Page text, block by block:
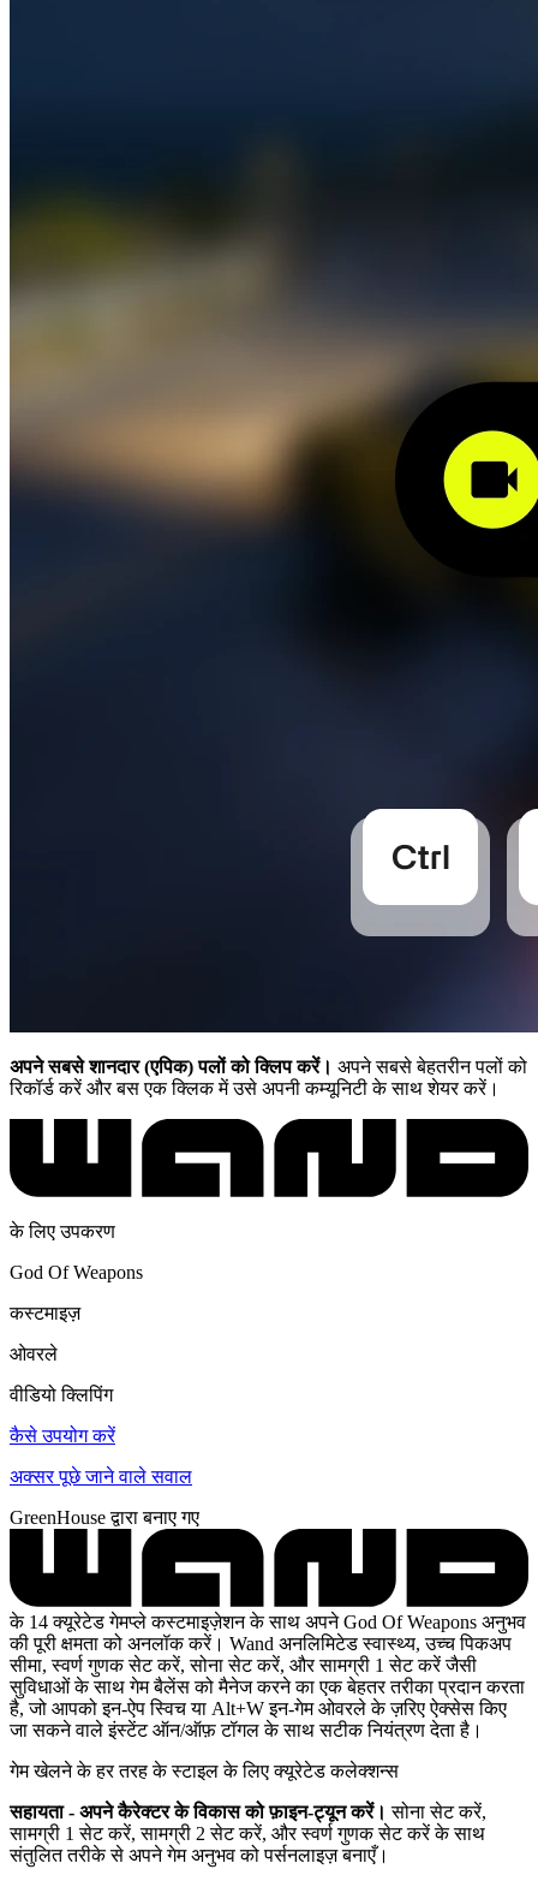
अपने सबसे शानदार (एपिक) पलों को क्लिप करें। अपने सबसे बेहतरीन पलों को
रिकॉर्ड करें और बस एक क्लिक में उसे अपनी कम्यूनिटी के साथ शेयर करें।
के लिए उपकरण
God Of Weapons
कस्टमाइज़
ओवरले
वीडियो क्लिपिंग
कैसे उपयोग करें
अक्सर पूछे जाने वाले सवाल
GreenHouse द्वारा बनाए गए
के 14 क्यूरेटेड गेमप्ले कस्टमाइज़ेशन के साथ अपने God Of Weapons अनुभव
की पूरी क्षमता को अनलॉक करें। Wand अनलिमिटेड स्वास्थ्य, उच्च पिकअप
सीमा, स्वर्ण गुणक सेट करें, सोना सेट करें, और सामग्री 1 सेट करें जैसी
सुविधाओं के साथ गेम बैलेंस को मैनेज करने का एक बेहतर तरीका प्रदान करता
है, जो आपको इन-ऐप स्विच या Alt+W इन-गेम ओवरले के ज़रिए ऐक्सेस किए
जा सकने वाले इंस्टेंट ऑन/ऑफ़ टॉगल के साथ सटीक नियंत्रण देता है।
गेम खेलने के हर तरह के स्टाइल के लिए क्यूरेटेड कलेक्शन्स
सहायता - अपने कैरेक्टर के विकास को फ़ाइन-ट्यून करें। सोना सेट करें,
सामग्री 1 सेट करें, सामग्री 2 सेट करें, और स्वर्ण गुणक सेट करें के साथ
संतुलित तरीके से अपने गेम अनुभव को पर्सनलाइज़ बनाएँ।